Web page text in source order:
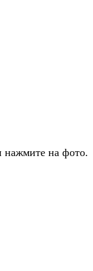
нажмите на фото.